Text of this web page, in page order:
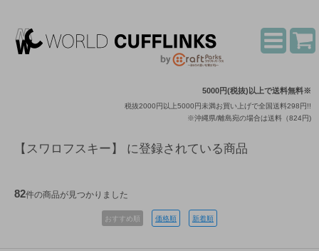
5000円(税抜)以上で送料無料※
税抜2000円以上5000円未満お買い上げで全国送料298円!!
※沖縄県/離島宛の場合は送料（824円)
【スワロフスキー】 に登録されている商品
82件の商品が見つかりました
おすすめ順 価格順 新着順